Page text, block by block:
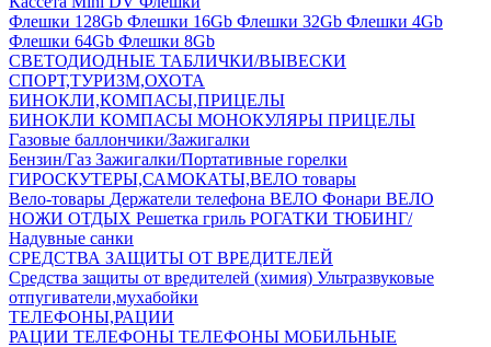
Флешки 128Gb Флешки 16Gb Флешки 32Gb Флешки 4Gb
Флешки 64Gb Флешки 8Gb
СВЕТОДИОДНЫЕ ТАБЛИЧКИ/ВЫВЕСКИ
СПОРТ,ТУРИЗМ,ОХОТА
БИНОКЛИ,КОМПАСЫ,ПРИЦЕЛЫ
БИНОКЛИ КОМПАСЫ МОНОКУЛЯРЫ ПРИЦЕЛЫ
Газовые баллончики/Зажигалки
Бензин/Газ Зажигалки/Портативные горелки
ГИРОСКУТЕРЫ,САМОКАТЫ,ВЕЛО товары
Вело-товары Держатели телефона ВЕЛО Фонари ВЕЛО
НОЖИ ОТДЫХ Решетка гриль РОГАТКИ ТЮБИНГ/
Надувные санки
СРЕДСТВА ЗАЩИТЫ ОТ ВРЕДИТЕЛЕЙ
Средства защиты от вредителей (химия) Ультразвуковые
отпугиватели,мухабойки
ТЕЛЕФОНЫ,РАЦИИ
РАЦИИ ТЕЛЕФОНЫ ТЕЛЕФОНЫ МОБИЛЬНЫЕ